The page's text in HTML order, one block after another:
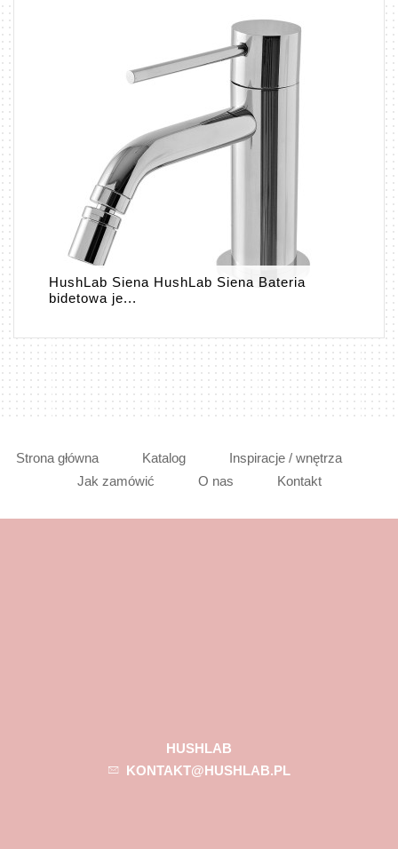
HushLab Siena HushLab Siena Bateria
bidetowa je...
Strona główna Katalog
Inspiracje / wnętrza
Jak zamówić
O nas Kontakt
HUSHLAB
KONTAKT@HUSHLAB.PL